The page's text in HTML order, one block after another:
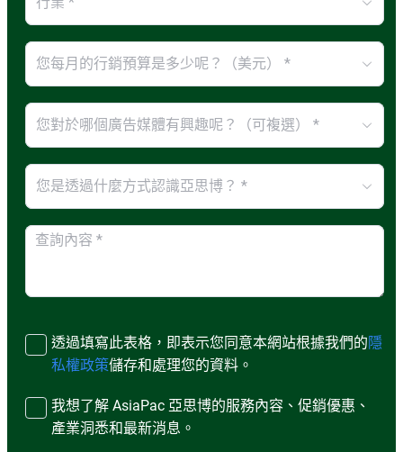
您每月的行銷預算是多少呢？（美元） *
您對於哪個廣告媒體有興趣呢？（可複選） *
您是透過什麼方式認識亞思博？ *
透過填寫此表格，即表示您同意本網站根據我們的隱
私權政策儲存和處理您的資料。
我想了解 AsiaPac 亞思博的服務內容、促銷優惠、
產業洞悉和最新消息。